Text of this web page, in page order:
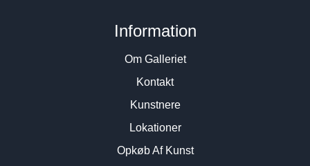
Information
Om Galleriet
Kontakt
Kunstnere
Lokationer
Opkøb Af Kunst